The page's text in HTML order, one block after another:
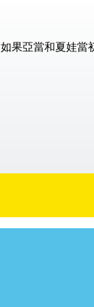
如果亞當和夏娃當